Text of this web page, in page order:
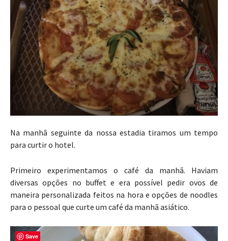
Na manhã seguinte da nossa estadia tiramos um tempo
para curtir o hotel.
Primeiro experimentamos o café da manhã. Haviam
diversas opções no buffet e era possível pedir ovos de
maneira personalizada feitos na hora e opções de noodles
para o pessoal que curte um café da manhã asiático.
Save